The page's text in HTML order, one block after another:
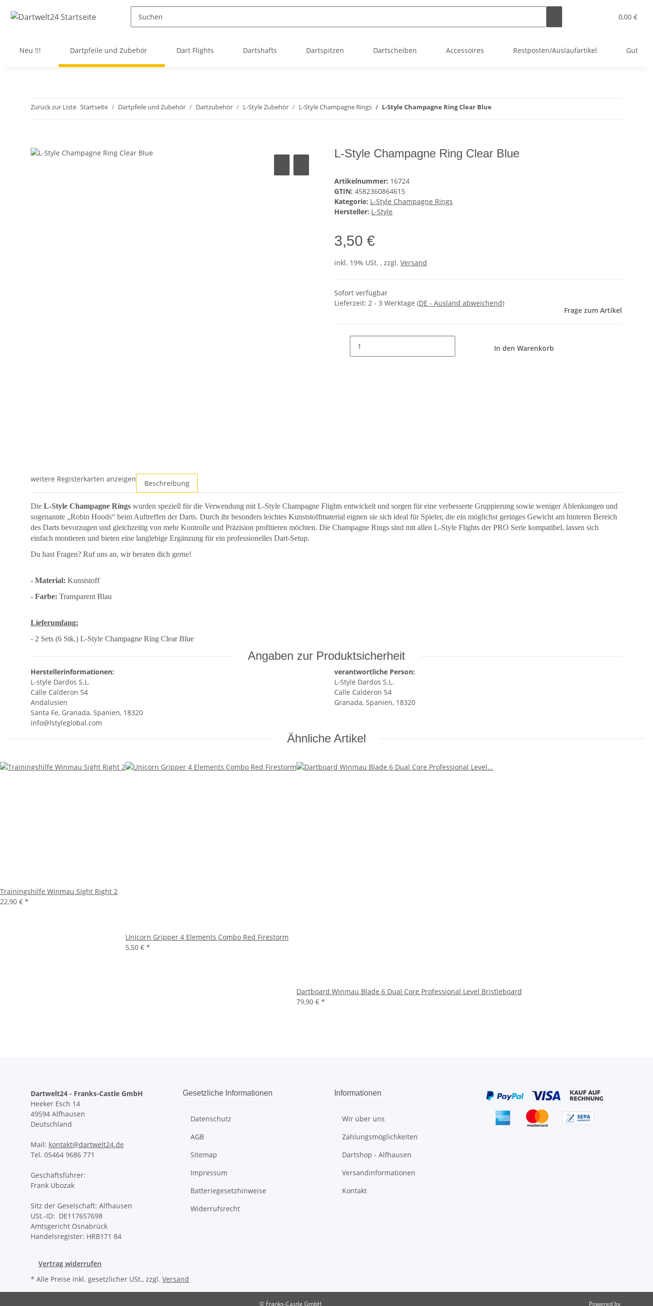
0,00 €
Neu !!! Dartpfeile und Zubehör Dart Flights Dartshafts Dartspitzen Dartscheiben Accessoires Restposten/Auslaufartikel
Zurück zur Liste Startseite Dartpfeile und Zubehör Dartzubehör L-Style Zubehör L-Style Champagne Rings L-Style Champagne Ring Clear Blue
L-Style Champagne Ring Clear Blue
Artikelnummer: 16724
GTIN: 4582360864615
Kategorie: L-Style Champagne Rings
Hersteller: L-Style
3,50 €
inkl. 19% USt. , zzgl. Versand
Sofort verfügbar
Lieferzeit: 2 - 3 Werktage (DE - Ausland abweichend)
Frage zum Artikel
In den Warenkorb
weitere Registerkarten anzeigen Beschreibung
Die L-Style Champagne Rings wurden speziell für die Verwendung mit L-Style Champagne Flights entwickelt und sorgen für eine verbesserte Gruppierung sowie weniger Ablenkungen und
sogenannte „Robin Hoods“ beim Auftreffen der Darts. Durch ihr besonders leichtes Kunststoffmaterial eignen sie sich ideal für Spieler, die ein möglichst geringes Gewicht am hinteren Bereich
des Darts bevorzugen und gleichzeitig von mehr Kontrolle und Präzision profitieren möchten. Die Champagne Rings sind mit allen L-Style Flights der PRO Serie kompatibel, lassen sich
einfach montieren und bieten eine langlebige Ergänzung für ein professionelles Dart-Setup.
Du hast Fragen? Ruf uns an, wir beraten dich gerne!
- Material: Kunststoff
- Farbe: Transparent Blau
Lieferumfang:
- 2 Sets (6 Stk.) L-Style Champagne Ring Clear Blue
Angaben zur Produktsicherheit
Herstellerinformationen:
L-style Dardos S.L.
Calle Calderon 54
Andalusien
Santa Fe, Granada, Spanien, 18320
info@lstyleglobal.com
verantwortliche Person:
L-Style Dardos S.L.
Calle Calderon 54
Granada, Spanien, 18320
Ähnliche Artikel
Trainingshilfe Winmau Sight Right 2
22,90 € *
Unicorn Gripper 4 Elements Combo Red Firestorm
5,50 € *
Dartboard Winmau Blade 6 Dual Core Professional Level Bristleboard
79,90 € *
Dartwelt24 - Franks-Castle GmbH
Heeker Esch 14
49594 Alfhausen
Deutschland
Mail: kontakt@dartwelt24.de
Tel. 05464 9686 771
Geschäftsführer:
Frank Ubozak
Sitz der Geselschaft: Alfhausen
USt.-ID: DE117657698
Amtsgericht Osnabrück
Handelsregister: HRB171 84
Gesetzliche Informationen
Datenschutz
AGB
Sitemap
Impressum
Batteriegesetzhinweise
Widerrufsrecht
Informationen
Wir über uns
Zahlungsmöglichkeiten
Dartshop - Alfhausen
Versandinformationen
Kontakt
Vertrag widerrufen
* Alle Preise inkl. gesetzlicher USt., zzgl. Versand
© Franks-Castle GmbH Powered by